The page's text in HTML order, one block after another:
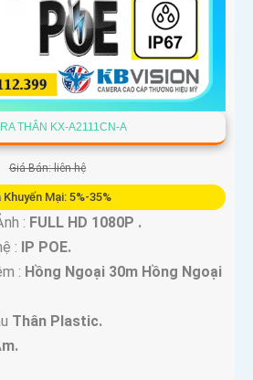
THÂN KX-A2111CN-A
Giá Bán: liên hệ
Khuyến Mại: 5%-35%
: FULL HD 1080P .
: IP POE.
: Hồng Ngoại 30m Hồng Ngoại
Thân Plastic.